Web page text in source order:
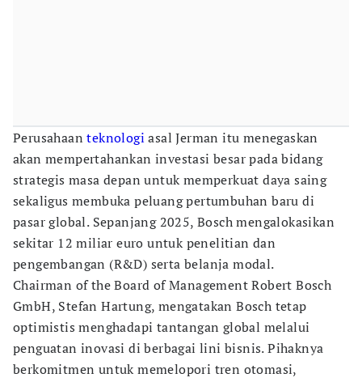
Perusahaanteknologi asal Jerman itu menegaskan
akan mempertahankan investasi besar pada bidang
strategis masa depan untuk memperkuat daya saing
sekaligus membuka peluang pertumbuhan baru di
pasar global. Sepanjang 2025, Bosch mengalokasikan
sekitar 12 miliar euro untuk penelitian dan
pengembangan (R&D) serta belanja modal.
Chairman of the Board of Management Robert Bosch
GmbH, Stefan Hartung, mengatakan Bosch tetap
optimistis menghadapi tantangan global melalui
penguatan inovasi di berbagai lini bisnis. Pihaknya
berkomitmen untuk memelopori tren otomasi,